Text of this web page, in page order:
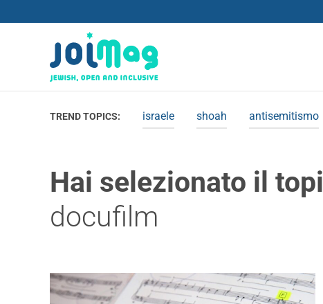
TREND TOPICS: israele shoah antisemitismo
Hai selezionato il
docufilm